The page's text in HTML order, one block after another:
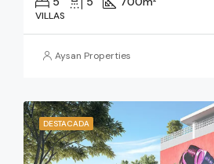
VILLAS
Aysan Properties
DESTACADA